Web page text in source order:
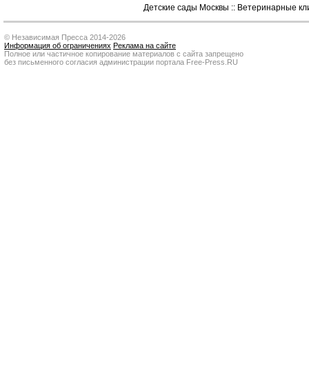
Детские сады Москвы :: Ветеринарные
© Независимая Пресса 2014-2026
Информация об ограничениях Реклама на сайте
Полное или частичное копирование материалов с сайта запрещено
без письменного согласия администрации портала Free-Press.RU